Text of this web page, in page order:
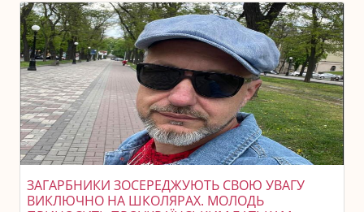
ЗАГАРБНИКИ ЗОСЕРЕДЖУЮТЬ СВОЮ УВАГУ
ВИКЛЮЧНО НА ШКОЛЯРАХ. МОЛОДЬ